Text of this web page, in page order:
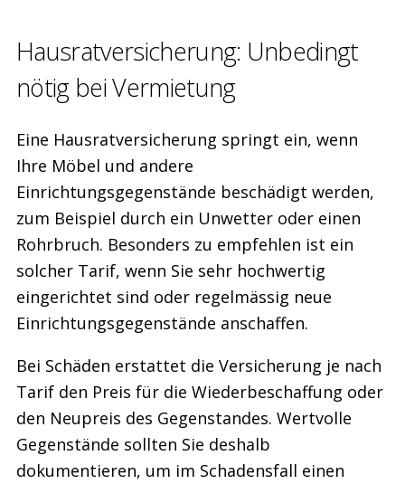
Hausrat­versicherung: Unbedingt
nötig bei Vermietung
Eine Hausratversicherung springt ein, wenn
Ihre Möbel und andere
Einrichtungsgegenstände beschädigt werden,
zum Beispiel durch ein Unwetter oder einen
Rohrbruch. Besonders zu empfehlen ist ein
solcher Tarif, wenn Sie sehr hochwertig
eingerichtet sind oder regelmässig neue
Einrichtungsgegenstände anschaffen.
Bei Schäden erstattet die Versicherung je nach
Tarif den Preis für die Wiederbeschaffung oder
den Neupreis des Gegenstandes. Wertvolle
Gegenstände sollten Sie deshalb
dokumentieren, um im Schadensfall einen